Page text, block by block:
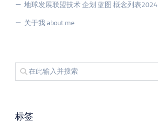
地球发展联盟技术 企划 蓝图 概念列表2024
关于我 about me
标签